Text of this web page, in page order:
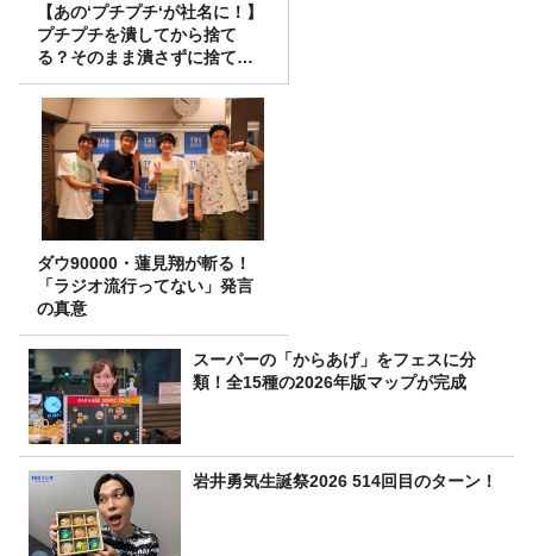
【あの‘プチプチ‘が社名に！】
プチプチを潰してから捨て
る？そのまま潰さずに捨て
る？
ダウ90000・蓮見翔が斬る！
「ラジオ流行ってない」発言
の真意
スーパーの「からあげ」をフェスに分
類！全15種の2026年版マップが完成
岩井勇気生誕祭2026 514回目のターン！